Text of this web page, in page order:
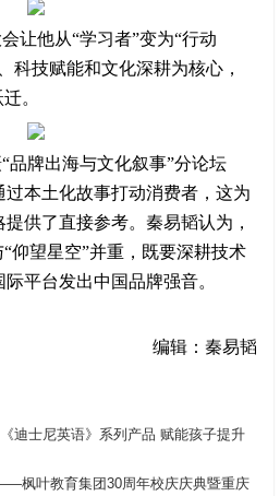
让他从“学习者”变为“行动
科技赋能和文化深耕为核心，
。
品牌出海与文化叙事”分论坛
本土化故事打动消费者，这为
供了直接参考。秦易韬认为，
仰望星空”并重，既要深耕技术
平台发出中国品牌强音。
编辑：秦易韬
迪士尼英语》系列产品 赋能孩子提升
枫叶教育集团30周年校庆庆典暨重庆